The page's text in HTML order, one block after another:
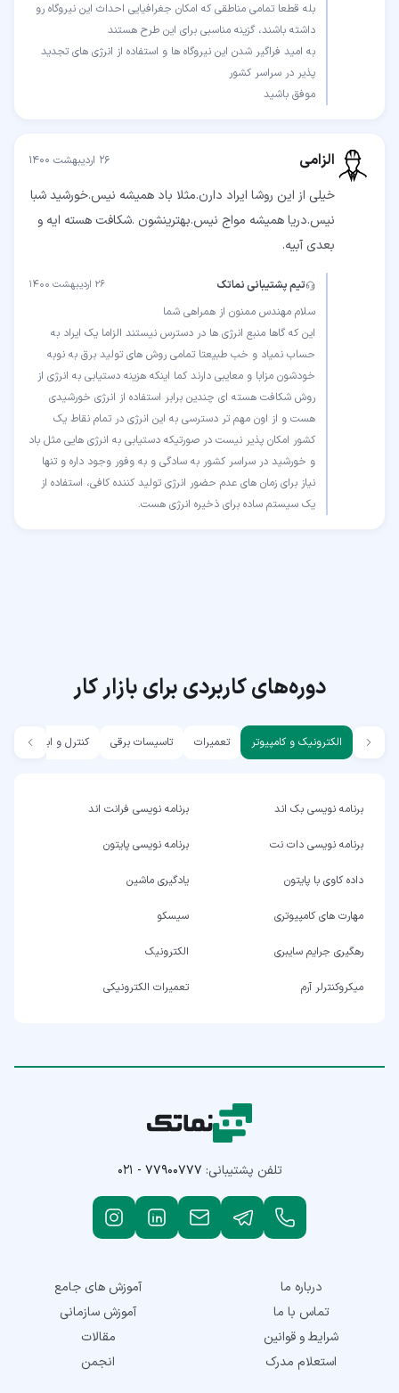
بله قطعا تمامی مناطقی که امکان جغرافیایی احداث این نیروگاه رو
به امید فراگیر شدن این نیروگاه ها و استفاده از انرژی های تجدید
موفق باشید
الزامی ۲۶ اردیبهشت ۱۴۰۰
خیلی از این روشا ایراد دارن.مثلا باد همیشه نیس.خورشید شبا
نیس.دریا همیشه مواج نیس.بهترینشون .شکافت هسته ایه و
بعدی آبیه.
تیم پشتیبانی نماتک ۲۶ اردیبهشت ۱۴۰۰
این که گاها منبع انرژی ها در دسترس نیستند الزاما یک ایراد به
حساب نمیاد و خب طبیعتا تمامی روش های تولید برق به نوبه
خودشون مزابا و معایبی دارند کما اینکه هزینه دستیابی به انرژی از
روش شکافت هسته ای چندین برابر استفاده از انرژی خورشیدی
هست و از اون مهم تر دسترسی به این انرژی در تمام نقاط یک
کشور امکان پذیر نیست در صورتیکه دستیابی به انرژی هایی مثل باد
و خورشید در سراسر کشور به سادگی و به وفور وجود داره و تنها
نیاز برای زمان های عدم حضور انرژی تولید کننده کافی، استفاده از
یک سیستم ساده برای ذخیره انرژی هست.
دوره‌های کاربردی برای بازار کار
الکترونیک و کامپیوتر تعمیرات تاسیسات برقی کنترل و ابزار دقیق
برنامه نویسی بک اند برنامه نویسی فرانت اند
برنامه نویسی دات نت برنامه نویسی پایتون
داده کاوی با پایتون یادگیری ماشین
مهارت های کامپیوتری سیسکو
رهگیری جرایم سایبری الکترونیک
میکروکنترلر آرم تعمیرات الکترونیکی
تلفن پشتیبانی: ۰۲۱ - ۷۷۹۰۰۷۷۷
درباره ما
تماس با ما
شرایط و قوانین
استعلام مدرک
آموزش های جامع
آموزش سازمانی
مقالات
انجمن